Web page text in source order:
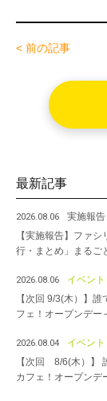
c
e
o
o
tt
< 前の記事
最新記事
2026.08.06
実施報告
【実施報告】ファ
行・まとめ」まるご
2026.08.06
イベント
【次回 9/3(木）】
フェ！オープンデー
2026.08.04
イベント
【次回 8/6(木）】
カフェ！オープンデ